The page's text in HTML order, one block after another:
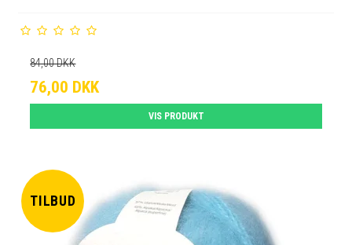
84,00 DKK
76,00 DKK
VIS PRODUKT
TILBUD